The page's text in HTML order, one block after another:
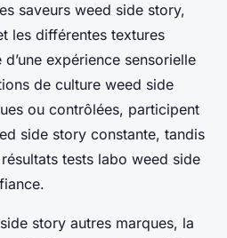
saveurs weed side story,
les différentes textures
expérience sensorielle
de culture weed side
ou contrôlées, participent
side story constante, tandis
tests labo weed side
story autres marques, la